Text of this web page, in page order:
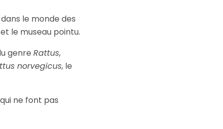
le monde des
le museau pointu.
genre Rattus,
norvegicus, le
ne font pas